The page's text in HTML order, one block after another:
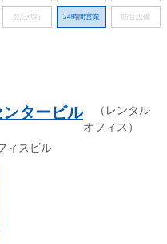
登記代行 24時間営業 防音設備
タービル （レンタル
オフィス）
ィスビル